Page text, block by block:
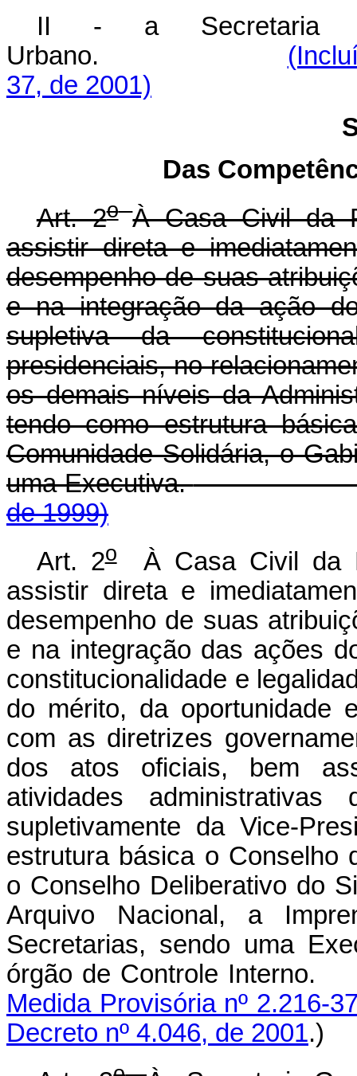
II - a Secretaria
Urbano.
37, de 2001)
Das
Art. 2o À Casa Civil da
assistir direta e
desempenho de suas
e na integração da ação
supletiva da
presidenciais, no
os demais níveis da
tendo como estrutura
Comunidade Solidária, o
uma Executiva.
de 1999)
Art. 2o
À Casa Civil da
assistir direta e
desempenho de suas
e na integração das ações
constitucionalidade e
do mérito, da oportunidade
com as diretrizes
dos atos oficiais, bem
atividades
supletivamente da Vice-
estrutura básica o Conselho
o Conselho Deliberativo do
Arquivo Nacional, a
Secretarias, sendo uma
órgão de
Medida Provisória nº 2.216-
Decreto nº 4.046, de 2001.)